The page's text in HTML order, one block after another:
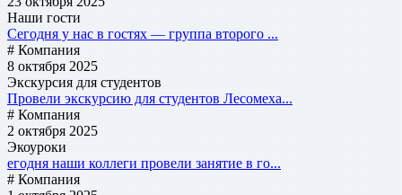
Наши гости
Сегодня у нас в гостях — группа второго ...
# Компания
8 октября 2025
Экскурсия для студентов
Провели экскурсию для студентов Лесомеха...
# Компания
2 октября 2025
Экоуроки
егодня наши коллеги провели занятие в го...
# Компания